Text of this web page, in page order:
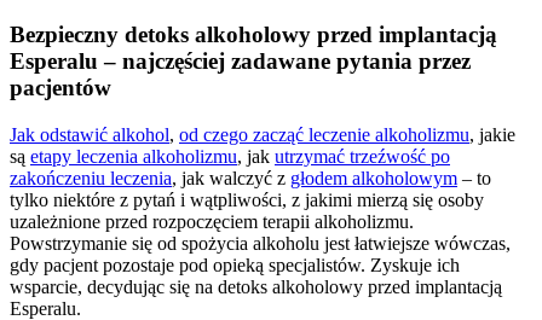
Bezpieczny detoks alkoholowy przed implantacją
Esperalu – najczęściej zadawane pytania przez
pacjentów
Jak odstawić alkohol, od czego zacząć leczenie alkoholizmu, jakie
są etapy leczenia alkoholizmu, jak utrzymać trzeźwość po
zakończeniu leczenia, jak walczyć z głodem alkoholowym – to
tylko niektóre z pytań i wątpliwości, z jakimi mierzą się osoby
uzależnione przed rozpoczęciem terapii alkoholizmu.
Powstrzymanie się od spożycia alkoholu jest łatwiejsze wówczas,
gdy pacjent pozostaje pod opieką specjalistów. Zyskuje ich
wsparcie, decydując się na detoks alkoholowy przed implantacją
Esperalu.